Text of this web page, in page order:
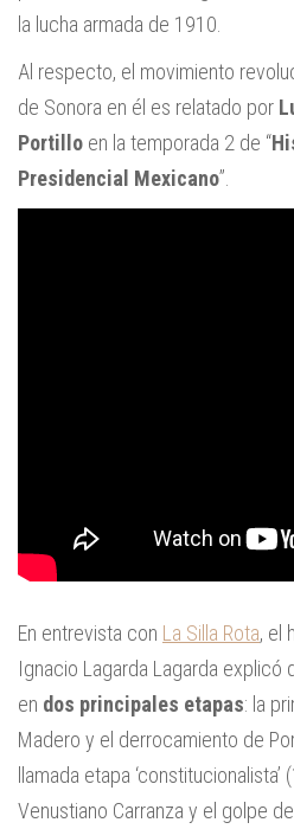
la lucha armada de 1910.
Al respecto, el movimiento
de Sonora en él es relatado por
Portillo en la temporada 2 de “
Presidencial Mexicano”.
En entrevista con La Silla Rota, el
Ignacio Lagarda Lagarda explicó
en dos principales etapas: la
Madero y el derrocamiento de
llamada etapa
Venustiano Carranza y el golpe